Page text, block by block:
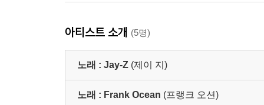
아티스트 소개 (5명)
노래 : Jay-Z (제이 지)
노래 : Frank Ocean (프랭크 오션)